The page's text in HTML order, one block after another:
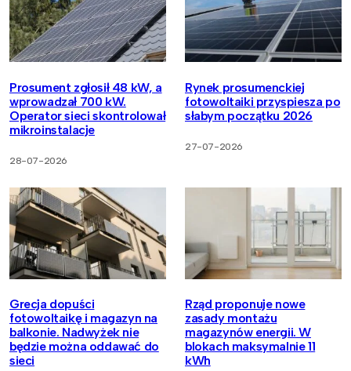
Prosument zgłosił 48 kW, a
wprowadzał 700 kW.
Operator sieci skontrolował
mikroinstalacje
28-07-2026
Rynek prosumenckiej
fotowoltaiki przyspiesza po
słabym początku 2026
27-07-2026
Grecja dopuści
fotowoltaikę i magazyn na
balkonie. Nadwyżek nie
będzie można oddawać do
sieci
Rząd proponuje nowe
zasady montażu
magazynów energii. W
blokach maksymalnie 11
kWh